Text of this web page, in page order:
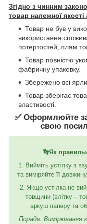
Згідно з чинним
товар належної
Товар не був у
використання
потертостей, плям
Товар повністю
фабричну упаковку.
Збережено всі
Товар зберігає
властивості.
✅ Оформлюйте
свою
👣Як
1. Вийміть устілку з
та виміряйте її
2. Якщо устілка не
товщини (влітку –
аркуш паперу та
Порада: Вимірювання